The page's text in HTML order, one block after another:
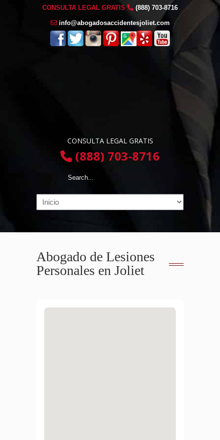
CONSULTA LEGAL GRATIS (888) 703-8716
info@abogadosaccidentesjoliet.com
CONSULTA LEGAL GRATIS
(888) 703-8716
Navigation
Abogado de Lesiones
Personales en Joliet